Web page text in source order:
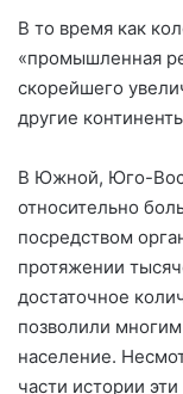
В то время как
«промышленная
скорейшего
другие
В Южной, Юго-
относительно
посредством
протяжении
достаточное
позволили
население.
части истории